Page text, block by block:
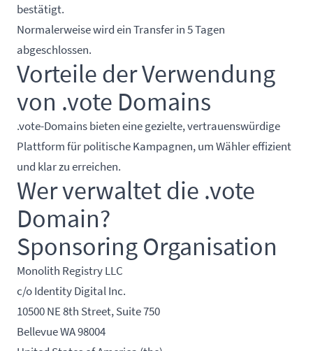
bestätigt.
Normalerweise wird ein Transfer in 5 Tagen
abgeschlossen.
Vorteile der Verwendung
von .vote Domains
.vote-Domains bieten eine gezielte, vertrauenswürdige
Plattform für politische Kampagnen, um Wähler effizient
und klar zu erreichen.
Wer verwaltet die .vote
Domain?
Sponsoring Organisation
Monolith Registry LLC
c/o Identity Digital Inc.
10500 NE 8th Street, Suite 750
Bellevue WA 98004